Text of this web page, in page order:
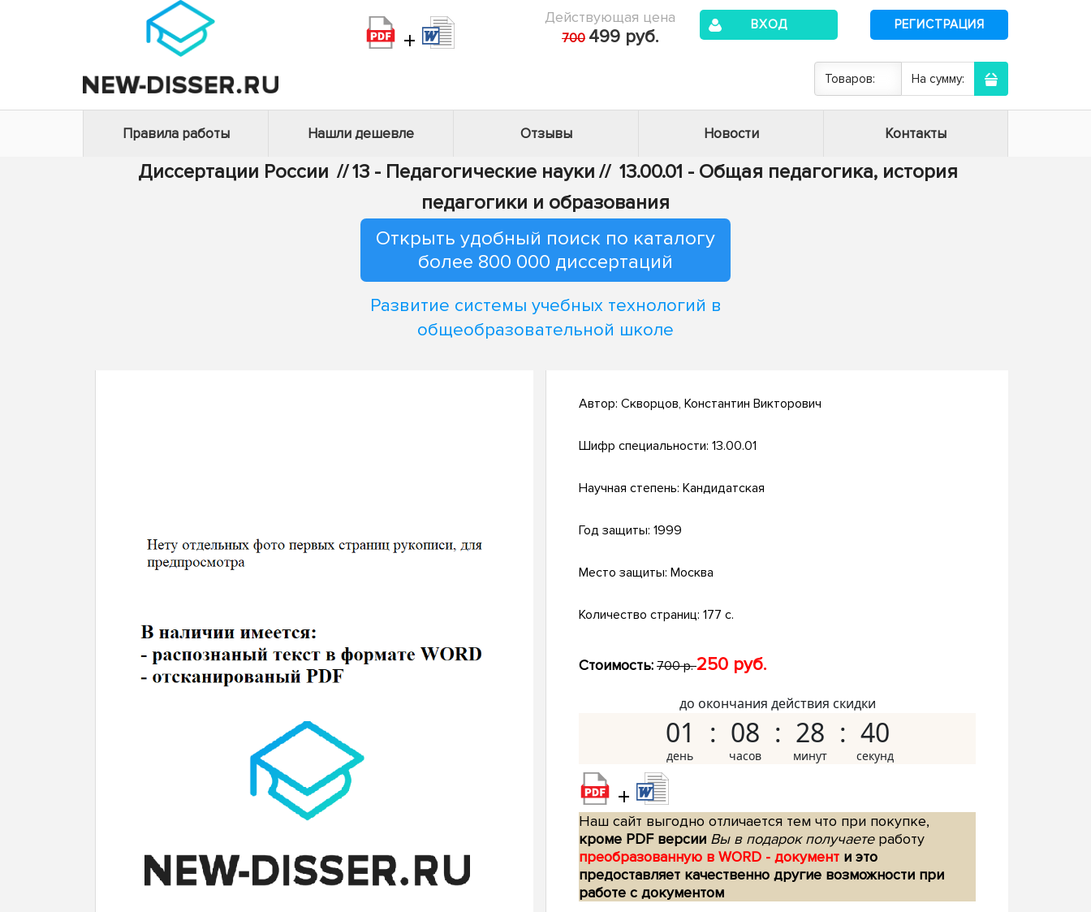
+
Действующая цена
700 499 руб.
ВХОД РЕГИСТРАЦИЯ
Товаров: На сумму:
Правила работы Нашли дешевле Отзывы Новости Контакты
Диссертации России //13 - Педагогические науки // 13.00.01 - Общая педагогика, история
педагогики и образования
Открыть удобный поиск по каталогу
более 800 000 диссертаций
Развитие системы учебных технологий в
общеобразовательной школе
Автор: Скворцов, Константин Викторович
Шифр специальности: 13.00.01
Научная степень: Кандидатская
Год защиты: 1999
Место защиты: Москва
Количество страниц: 177 с.
Стоимость: 700 р.250 руб.
до окончания действия скидки
01 08 28 39
+
Наш сайт выгодно отличается тем что при покупке,
кроме PDF версии Вы в подарок получаетеработу
преобразованную в WORD - документ и это
предоставляет качественно другие возможности при
работе с документом